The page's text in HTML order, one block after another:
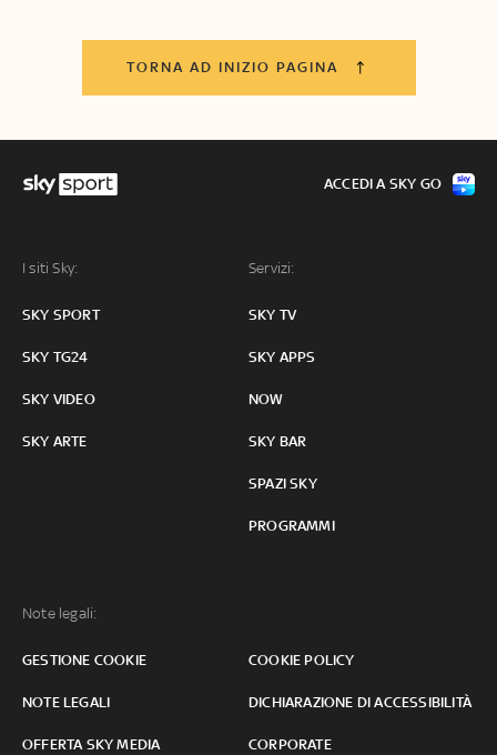
TORNA AD INIZIO PAGINA
I siti Sky:
SKY SPORT
SKY TG24
SKY VIDEO
SKY ARTE
Servizi:
SKY TV
SKY APPS
NOW
SKY BAR
SPAZI SKY
PROGRAMMI
Note legali:
GESTIONE COOKIE COOKIE POLICY
NOTE LEGALI DICHIARAZIONE DI ACCESSIBILITÀ
OFFERTA SKY MEDIA CORPORATE
ACCEDI A SKY GO